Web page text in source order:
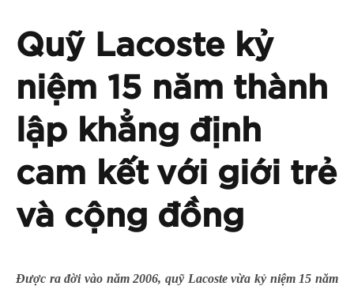
Quỹ Lacoste kỷ
niệm 15 năm thành
lập khẳng định
cam kết với giới trẻ
và cộng đồng
Được ra đời vào năm 2006, quỹ Lacoste vừa kỷ niệm 15 năm